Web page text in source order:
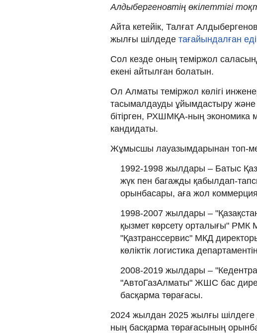
Алдыбергеновтің өкілеттігі
Айта кетейік, Талғат
жылғы шілдеде тағайындалған еді
Сол кезде оның теміржол
екені айтылған болатын.
Ол Алматы теміржол көлігі
тасымалдауды ұйымдастыру
бітірген, РХШМҚА-ның экономика
кандидаты.
Жұмысшы лауазымдарынан топ-
1992-1998 жылдары – Батыс
жүк пен багажды қабылдап-
орынбасары, аға жол
1998-2007 жылдары –
қызмет көрсету орталығы"
"Қазтранссервис" МКД
көліктік логистика
2008-2019 жылдары –
"АвтоГазАлматы" ЖШС бас
басқарма төрағасы.
2024 жылдан 2025 жылғы шілдеге
ның басқарма төрағасының